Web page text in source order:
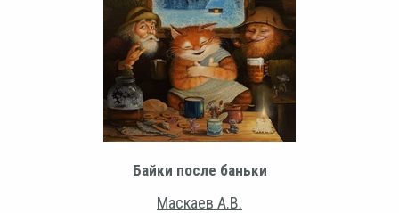
Байки после баньки
Маскаев А.В.